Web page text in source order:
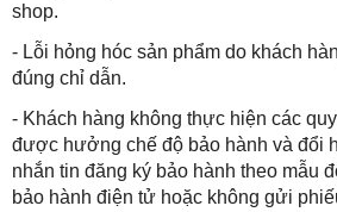
shop.
- Lỗi hỏng hóc sản phẩm do khách
đúng chỉ dẫn.
- Khách hàng không thực hiện các
được hưởng chế độ bảo hành và đổi
nhắn tin đăng ký bảo hành theo mẫu
bảo hành điện tử hoặc không gửi